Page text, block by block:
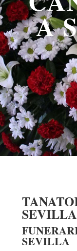
A
SEVILLA
SEVILLA